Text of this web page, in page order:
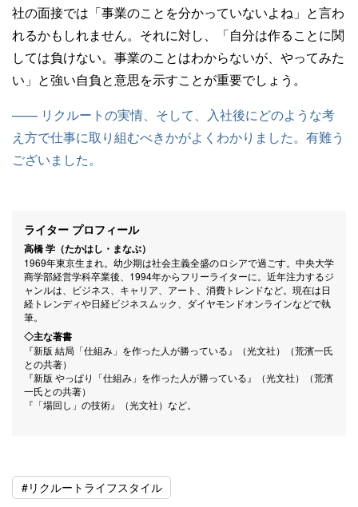
社の面接では「事業のことを分かっていないよね」と言わ
れるかもしれません。それに対し、「自分は作ることに関
しては負けない。事業のことはわからないが、やってみた
い」と強い自負と意思を示すことが重要でしょう。
—— リクルートの実情、そして、入社後にどのような考
え方で仕事に取り組むべきかがよくわかりました。有難う
ございました。
ライター プロフィール
高橋 学（たかはし・まなぶ）
1969年東京生まれ。幼少期は社会主義全盛のロシアで過ごす。中央大学
商学部経営学科卒業後、1994年からフリーライターに。近年注力するジ
ャンルは、ビジネス、キャリア、アート、消費トレンドなど。現在は日
経トレンディや日経ビジネスムック、ダイヤモンドオンラインなどで執
筆。
◇主な著書
『新版 結局「仕組み」を作った人が勝っている』（光文社）（荒濱一氏
との共著）
『新版 やっぱり「仕組み」を作った人が勝っている』（光文社）（荒濱
一氏との共著）
『「場回し」の技術』（光文社）など。
#リクルートライフスタイル